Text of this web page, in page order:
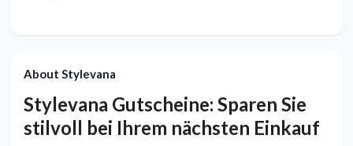
About Stylevana
Stylevana Gutscheine: Sparen Sie
stilvoll bei Ihrem nächsten Einkauf